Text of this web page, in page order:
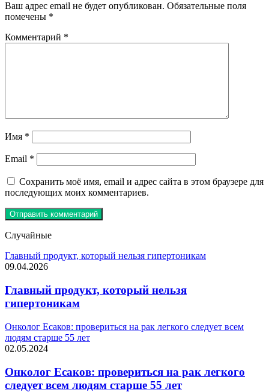
Ваш адрес email не будет опубликован. Обязательные поля
помечены *
Комментарий *
Имя *
Email *
Сохранить моё имя, email и адрес сайта в этом браузере для
последующих моих комментариев.
Случайные
Главный продукт, который нельзя гипертоникам
09.04.2026
Главный продукт, который нельзя
гипертоникам
Онколог Есаков: провериться на рак легкого следует всем
людям старше 55 лет
02.05.2024
Онколог Есаков: провериться на рак легкого
следует всем людям старше 55 лет